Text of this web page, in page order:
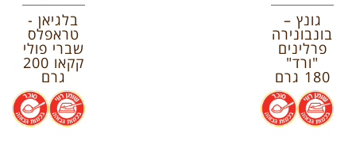
גונץ –
בונבונירה
פרלינים
"ורד"
180 גרם
.
.
בלגיאן -
טראפלס
שברי פולי
קקאו 200
גרם
.
.